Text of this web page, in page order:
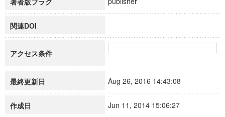
関連DOI
アクセス条件
最終更新日 Aug 26, 2016 14:43:08
作成日 Jun 11, 2014 15:06:27